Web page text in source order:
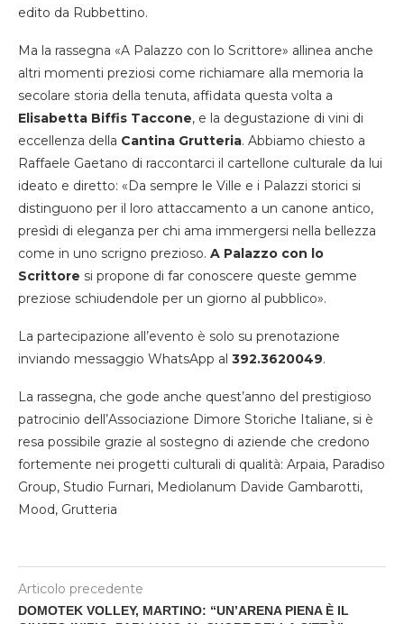
edito da Rubbettino.
Ma la rassegna «A Palazzo con lo Scrittore» allinea anche
altri momenti preziosi come richiamare alla memoria la
secolare storia della tenuta, affidata questa volta a
Elisabetta Biffis Taccone, e la degustazione di vini di
eccellenza della Cantina Grutteria. Abbiamo chiesto a
Raffaele Gaetano di raccontarci il cartellone culturale da lui
ideato e diretto: «Da sempre le Ville e i Palazzi storici si
distinguono per il loro attaccamento a un canone antico,
presìdi di eleganza per chi ama immergersi nella bellezza
come in uno scrigno prezioso. A Palazzo con lo
Scrittore si propone di far conoscere queste gemme
preziose schiudendole per un giorno al pubblico».
La partecipazione all’evento è solo su prenotazione
inviando messaggio WhatsApp al 392.3620049.
La rassegna, che gode anche quest’anno del prestigioso
patrocinio dell’Associazione Dimore Storiche Italiane, si è
resa possibile grazie al sostegno di aziende che credono
fortemente nei progetti culturali di qualità: Arpaia, Paradiso
Group, Studio Furnari, Mediolanum Davide Gambarotti,
Mood, Grutteria
Articolo precedente
DOMOTEK VOLLEY, MARTINO: “UN’ARENA PIENA È IL